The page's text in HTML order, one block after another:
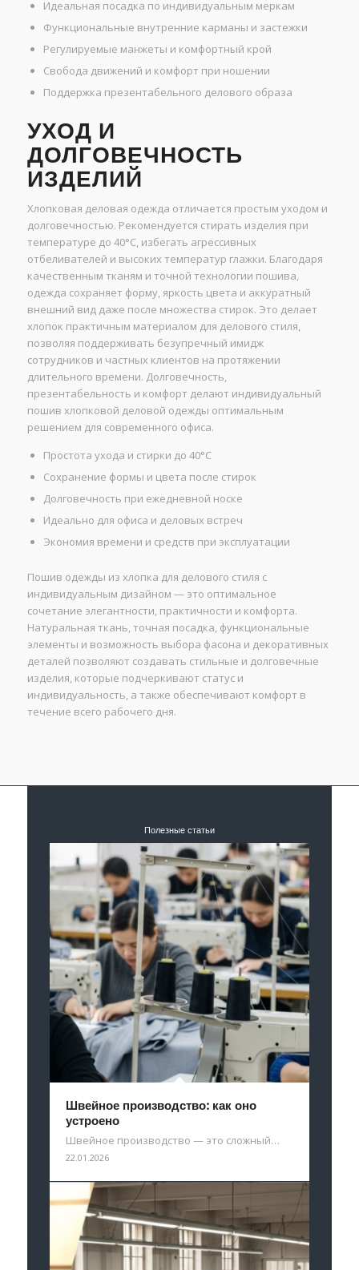
Идеальная посадка по индивидуальным меркам
Функциональные внутренние карманы и застежки
Регулируемые манжеты и комфортный крой
Свобода движений и комфорт при ношении
Поддержка презентабельного делового образа
УХОД И
ДОЛГОВЕЧНОСТЬ
ИЗДЕЛИЙ
Хлопковая деловая одежда отличается простым уходом и
долговечностью. Рекомендуется стирать изделия при
температуре до 40°С, избегать агрессивных
отбеливателей и высоких температур глажки. Благодаря
качественным тканям и точной технологии пошива,
одежда сохраняет форму, яркость цвета и аккуратный
внешний вид даже после множества стирок. Это делает
хлопок практичным материалом для делового стиля,
позволяя поддерживать безупречный имидж
сотрудников и частных клиентов на протяжении
длительного времени. Долговечность,
презентабельность и комфорт делают индивидуальный
пошив хлопковой деловой одежды оптимальным
решением для современного офиса.
Простота ухода и стирки до 40°С
Сохранение формы и цвета после стирок
Долговечность при ежедневной носке
Идеально для офиса и деловых встреч
Экономия времени и средств при эксплуатации
Пошив одежды из хлопка для делового стиля с
индивидуальным дизайном — это оптимальное
сочетание элегантности, практичности и комфорта.
Натуральная ткань, точная посадка, функциональные
элементы и возможность выбора фасона и декоративных
деталей позволяют создавать стильные и долговечные
изделия, которые подчеркивают статус и
индивидуальность, а также обеспечивают комфорт в
течение всего рабочего дня.
Полезные статьи
Швейное производство: как оно
устроено
Швейное производство — это сложный…
22.01.2026